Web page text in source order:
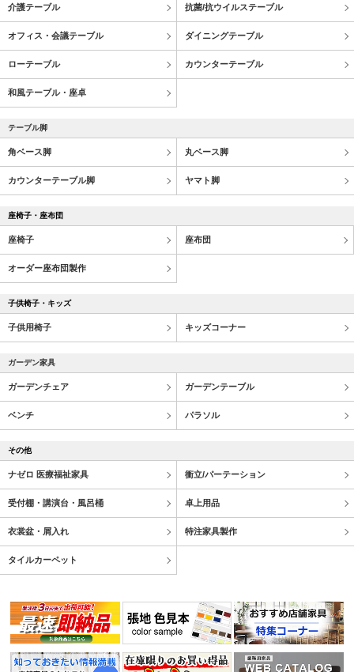
介護テーブル 抗菌/抗ウイルステーブル
オフィス・会議テーブル ダイニングテーブル
ローテーブル カウンターテーブル
和風テーブル・座卓
テーブル脚
角ベース脚 丸ベース脚
カウンターテーブル脚 ヤマト脚
座椅子・座布団
座椅子 座布団
オーダー座布団製作
子供椅子・キッズ
子供用椅子 キッズコーナー
ガーデン家具
ガーデンチェア ガーデンテーブル
ベンチ パラソル
その他
ナゼロ 医療福祉家具 衝立/パーテーション
受付棚・講演台・風呂桶 卓上用品
衣裳盆・屑入れ 特注家具製作
タイルカーペット